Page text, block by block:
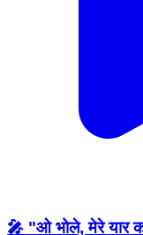
🎤 "ओ भोले, मेरे यार